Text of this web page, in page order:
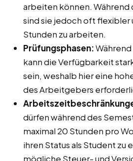
arbeiten können.
sind sie jedoch oft flexibler
Stunden zu arbeiten.
Prüfungsphasen:
kann die Verfügbarkeit
sein, weshalb hier eine
des Arbeitgebers
dürfen während des
maximal 20 Stunden pro
ihren Status als Student zu
mögliche Steuer- und